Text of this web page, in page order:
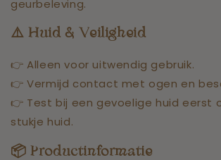
geurbeleving.
⚠️ Huid & Veiligheid
👉 Alleen voor uitwendig gebruik.
👉 Vermijd contact met ogen en
👉 Test bij een gevoelige huid eerst
stukje huid.
📦 Productinformatie